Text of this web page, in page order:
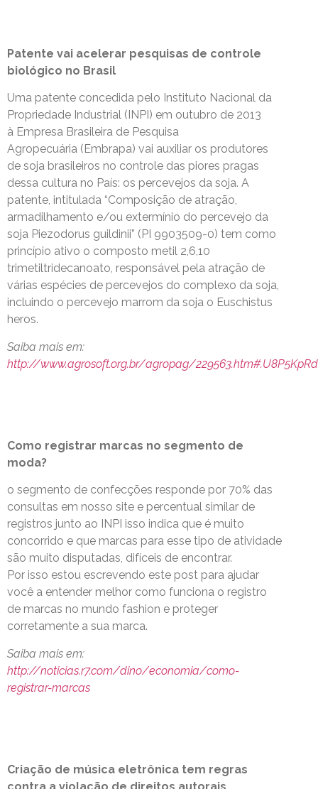
Patente vai acelerar pesquisas de controle
biológico no Brasil
Uma patente concedida pelo Instituto Nacional da
Propriedade Industrial (INPI) em outubro de 2013
à Empresa Brasileira de Pesquisa
Agropecuária (Embrapa) vai auxiliar os produtores
de soja brasileiros no controle das piores pragas
dessa cultura no País: os percevejos da soja. A
patente, intitulada “Composição de atração,
armadilhamento e/ou extermínio do percevejo da
soja Piezodorus guildinii” (PI 9903509-0) tem como
princípio ativo o composto metil 2,6,10
trimetiltridecanoato, responsável pela atração de
várias espécies de percevejos do complexo da soja,
incluindo o percevejo marrom da soja o Euschistus
heros.
Saiba mais em:
http://www.agrosoft.org.br/agropag/
Como registrar marcas no segmento de
moda?
o segmento de confecções responde por 70% das
consultas em nosso site e percentual similar de
registros junto ao INPI isso indica que é muito
concorrido e que marcas para esse tipo de atividade
são muito disputadas, difíceis de encontrar.
Por isso estou escrevendo este post para ajudar
você a entender melhor como funciona o registro
de marcas no mundo fashion e proteger
corretamente a sua marca.
Saiba mais em:
http://noticias.r7.com/dino/economia/como-
registrar-marcas
Criação de música eletrônica tem regras